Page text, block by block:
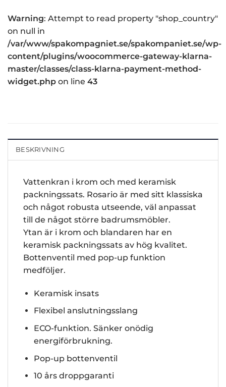
Warning: Attempt to read property "shop_country"
on null in
/var/www/spakompagniet.se/spakompaniet.se/wp-
content/plugins/woocommerce-gateway-klarna-
master/classes/class-klarna-payment-method-
widget.php on line 43
BESKRIVNING
Vattenkran i krom och med keramisk
packningssats. Rosario är med sitt klassiska
och något robusta utseende, väl anpassat
till de något större badrumsmöbler.
Ytan är i krom och blandaren har en
keramisk packningssats av hög kvalitet.
Bottenventil med pop-up funktion
medföljer.
Keramisk insats
Flexibel anslutningsslang
ECO-funktion. Sänker onödig
energiförbrukning.
Pop-up bottenventil
10 års droppgaranti